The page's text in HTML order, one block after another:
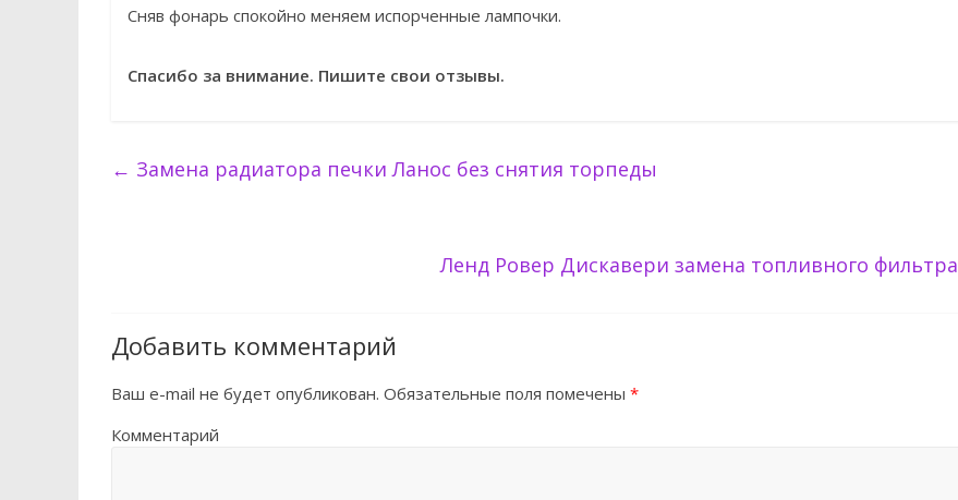
Сняв фонарь спокойно меняем испорченные лампочки.
Спасибо за внимание. Пишите свои отзывы.
← Замена радиатора печки Ланос без снятия торпеды
Ленд Ровер Дискавери замена топливного фильтра
Добавить комментарий
Ваш e-mail не будет опубликован. Обязательные поля помечены *
Комментарий